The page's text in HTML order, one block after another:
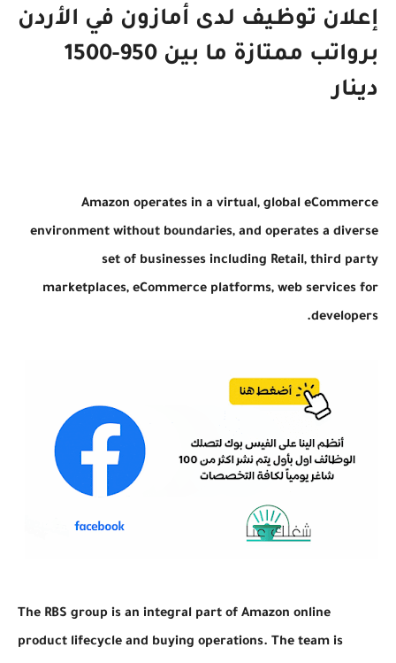
إعلان توظيف لدى أمازون في الأردن
برواتب ممتازة ما بين 950-1500
دينار
Amazon operates in a virtual, global eCommerce
environment without boundaries, and operates a diverse
set of businesses including Retail, third party
marketplaces, eCommerce platforms, web services for
developers.
The RBS group is an integral part of Amazon online
product lifecycle and buying operations. The team is